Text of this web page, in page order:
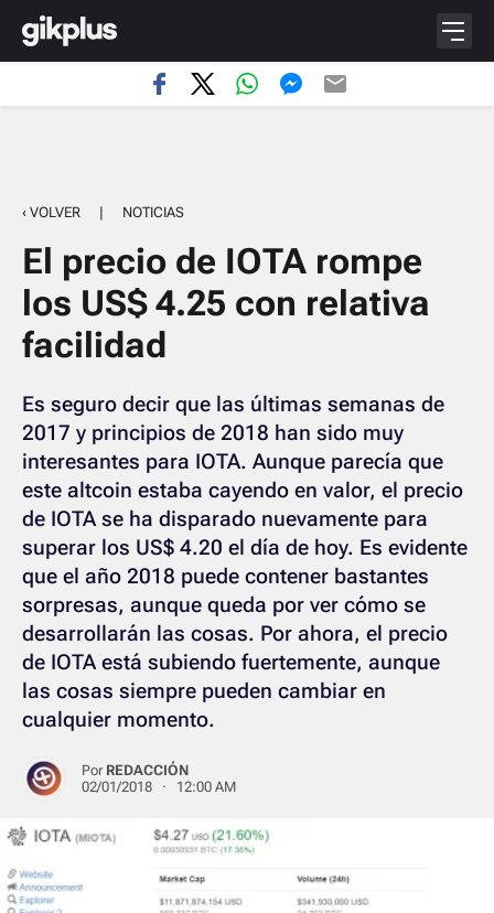
‹ VOLVER | NOTICIAS
El precio de IOTA rompe
los US$ 4.25 con relativa
facilidad
Es seguro decir que las últimas semanas de
2017 y principios de 2018 han sido muy
interesantes para IOTA. Aunque parecía que
este altcoin estaba cayendo en valor, el precio
de IOTA se ha disparado nuevamente para
superar los US$ 4.20 el día de hoy. Es evidente
que el año 2018 puede contener bastantes
sorpresas, aunque queda por ver cómo se
desarrollarán las cosas. Por ahora, el precio
de IOTA está subiendo fuertemente, aunque
las cosas siempre pueden cambiar en
cualquier momento.
Por REDACCIÓN
02/01/2018 · 12:00 AM